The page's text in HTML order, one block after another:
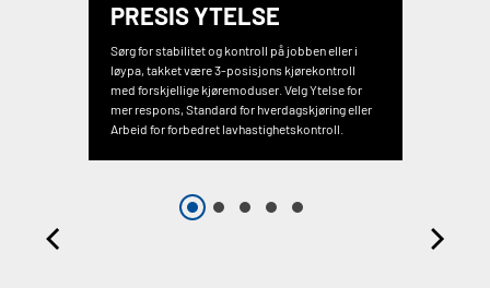
PRESIS YTELSE
Sørg for stabilitet og kontroll på jobben eller i
løypa, takket være 3-posisjons kjørekontroll
med forskjellige kjøremoduser. Velg Ytelse for
mer respons, Standard for hverdagskjøring eller
Arbeid for forbedret lavhastighetskontroll.